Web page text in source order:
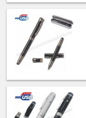
toptan
fiyatları
Kalem
toptan
satış
fiyatları
Kalemlik
toptan
fiyatları
Kartvizitlik
ucuz